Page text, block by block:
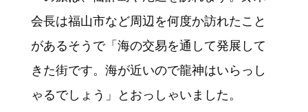
会長は福山市など周辺を何度か訪れたこと
があるそうで「海の交易を通して発展して
きた街です。海が近いので龍神はいらっし
ゃるでしょう」とおっしゃいました。